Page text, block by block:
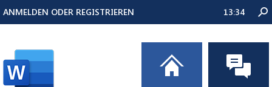
ANMELDEN ODER REGISTRIEREN 13:34